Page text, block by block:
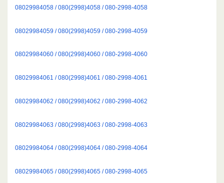
08029984058 / 080(2998)4058 / 080-2998-4058
08029984059 / 080(2998)4059 / 080-2998-4059
08029984060 / 080(2998)4060 / 080-2998-4060
08029984061 / 080(2998)4061 / 080-2998-4061
08029984062 / 080(2998)4062 / 080-2998-4062
08029984063 / 080(2998)4063 / 080-2998-4063
08029984064 / 080(2998)4064 / 080-2998-4064
08029984065 / 080(2998)4065 / 080-2998-4065